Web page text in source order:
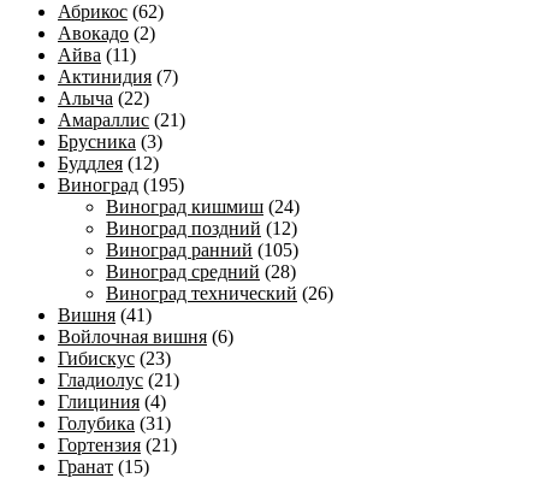
Абрикос (62)
Авокадо (2)
Айва (11)
Актинидия (7)
Алыча (22)
Амараллис (21)
Брусника (3)
Буддлея (12)
Виноград (195)
Виноград кишмиш (24)
Виноград поздний (12)
Виноград ранний (105)
Виноград средний (28)
Виноград технический (26)
Вишня (41)
Войлочная вишня (6)
Гибискус (23)
Гладиолус (21)
Глициния (4)
Голубика (31)
Гортензия (21)
Гранат (15)